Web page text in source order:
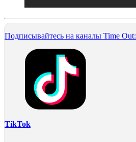
Подписывайтесь на каналы Time Out:
TikTok